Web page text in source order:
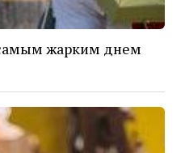
жарким днем